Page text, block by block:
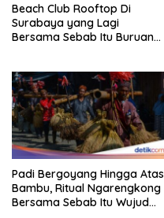
Beach Club Rooftop Di
Surabaya yang Lagi
Bersama Sebab Itu Buruan
Padi Bergoyang Hingga Atas
Bambu, Ritual Ngarengkong
Bersama Sebab Itu Wujud